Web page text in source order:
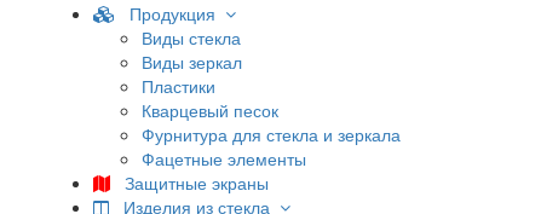
Продукция
Виды стекла
Виды зеркал
Пластики
Кварцевый песок
Фурнитура для стекла и зеркала
Фацетные элементы
Защитные экраны
Изделия из стекла